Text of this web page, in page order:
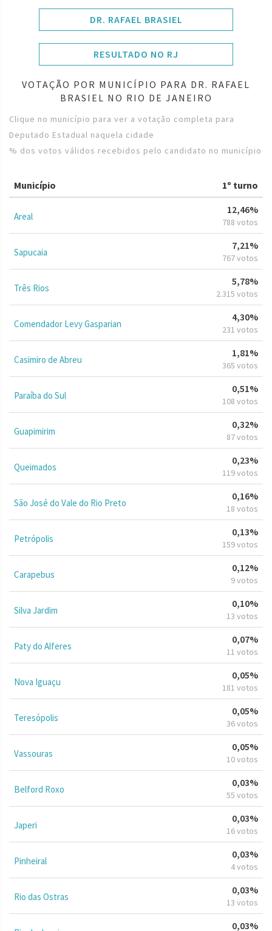
DR. RAFAEL BRASIEL
RESULTADO NO RJ
VOTAÇÃO POR MUNICÍPIO PARA DR. RAFAEL
BRASIEL NO RIO DE JANEIRO
Clique no município para ver a votação completa para
Deputado Estadual naquela cidade
% dos votos válidos recebidos pelo candidato no município
Município 1º turno
Areal
12,46%
788 votos
Sapucaia
7,21%
767 votos
Três Rios
5,78%
2.315 votos
Comendador Levy Gasparian
4,30%
231 votos
Casimiro de Abreu
1,81%
365 votos
Paraíba do Sul
0,51%
108 votos
Guapimirim
0,32%
87 votos
Queimados
0,23%
119 votos
São José do Vale do Rio Preto
0,16%
18 votos
Petrópolis
0,13%
159 votos
Carapebus
0,12%
9 votos
Silva Jardim
0,10%
13 votos
Paty do Alferes
0,07%
11 votos
Nova Iguaçu
0,05%
181 votos
Teresópolis
0,05%
36 votos
Vassouras
0,05%
10 votos
Belford Roxo
0,03%
55 votos
Japeri
0,03%
16 votos
Pinheiral
0,03%
4 votos
Rio das Ostras
0,03%
13 votos
0,03%